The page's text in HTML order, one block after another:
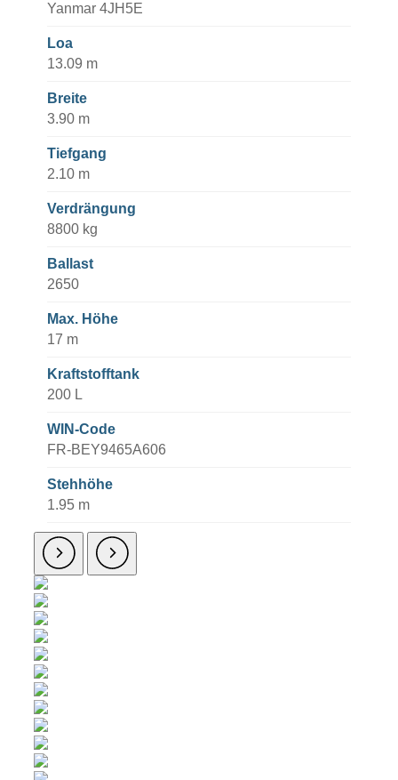
Yanmar 4JH5E
Loa
13.09 m
Breite
3.90 m
Tiefgang
2.10 m
Verdrängung
8800 kg
Ballast
2650
Max. Höhe
17 m
Kraftstofftank
200 L
WIN-Code
FR-BEY9465A606
Stehhöhe
1.95 m